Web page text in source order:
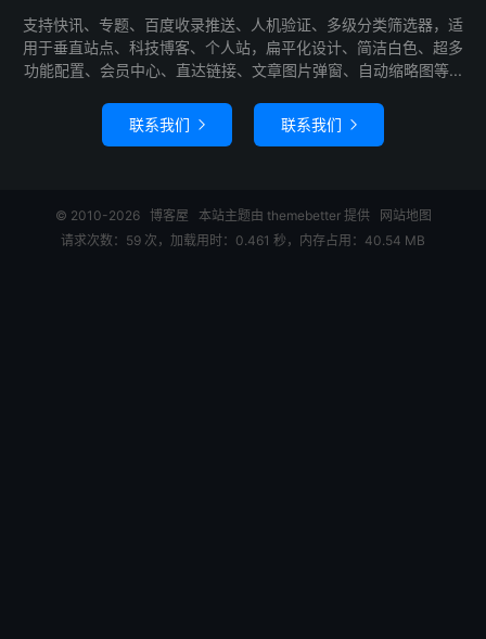
支持快讯、专题、百度收录推送、人机验证、多级分类筛选器，适
用于垂直站点、科技博客、个人站，扁平化设计、简洁白色、超多
功能配置、会员中心、直达链接、文章图片弹窗、自动缩略图等...
联系我们  联系我们 
© 2010-2026 博客屋 本站主题由 themebetter提供
网站地图
请求次数：59 次，加载用时：0.461 秒，内存占用：40.54 MB